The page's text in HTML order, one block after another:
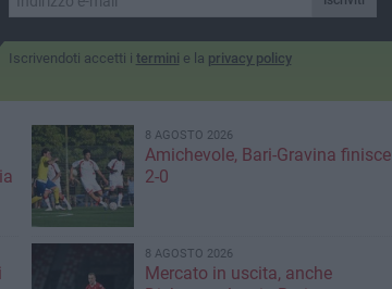
Iscrivendoti accetti i termini e la privacy policy
8 AGOSTO 2026
Amichevole, Bari-Gravina finisce
2-0
8 AGOSTO 2026
Mercato in uscita, anche